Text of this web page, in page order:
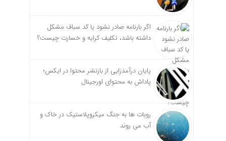
اگر بارنامه صادر نشود یا کد سباف مشکل
داشته باشد، تکلیف کرایه و خسارت چیست؟
پایان درآمدزایی از بازنشر محتوا در ایکس؛
پاداش به محتوای اورجینال
روبات ها به جنگ میکروپلاستیک در خاک و
آب می روند